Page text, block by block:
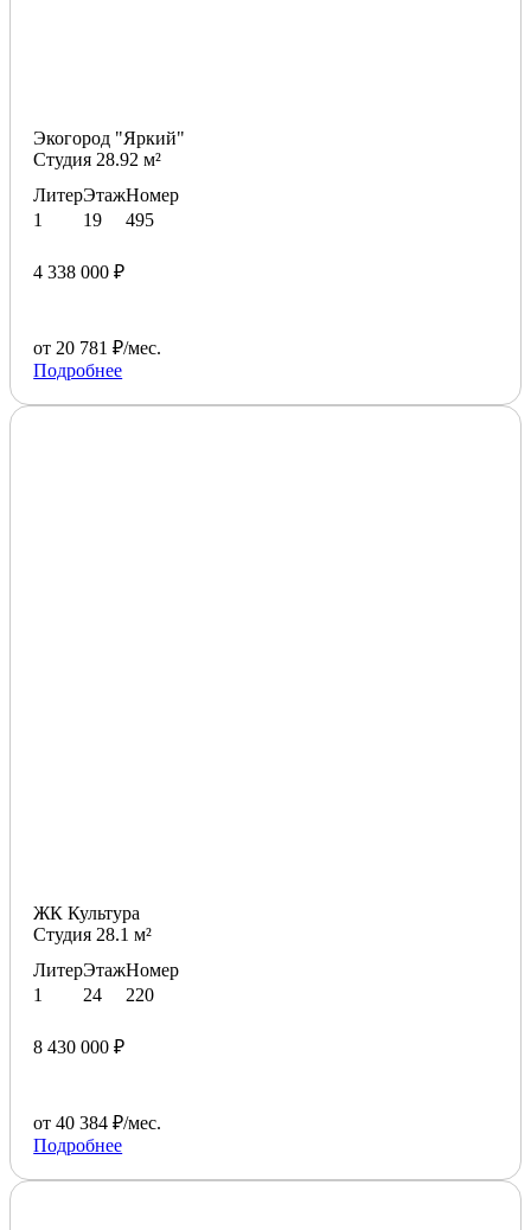
Экогород "Яркий"
Студия 28.92 м²
Литер
1
Этаж
19
Номер
495
4 338 000 ₽
от 20 781 ₽/мес.
Подробнее
ЖК Культура
Студия 28.1 м²
Литер
1
Этаж
24
Номер
220
8 430 000 ₽
от 40 384 ₽/мес.
Подробнее